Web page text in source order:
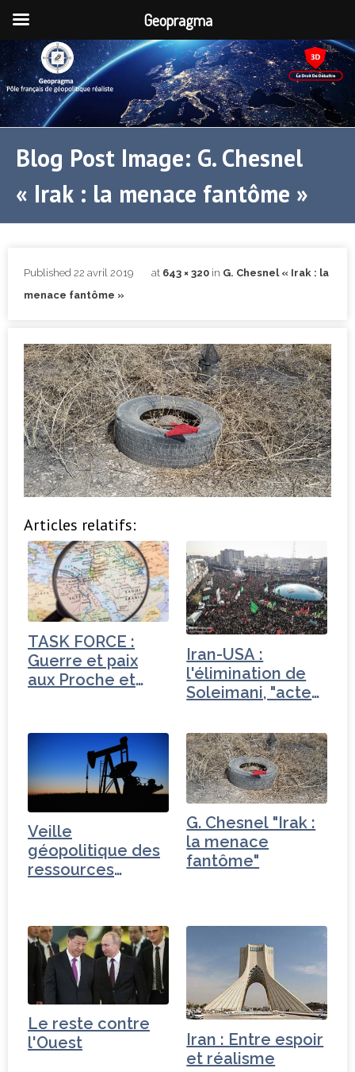
Blog Post Image: G. Chesnel
« Irak : la menace fantôme »
Published 22 avril 2019 at 643 × 320 in G. Chesnel « Irak : la
menace fantôme »
Articles relatifs:
TASK FORCE :
Guerre et paix
aux Proche et
Iran-USA :
l'élimination de
Soleimani, "acte
Veille
géopolitique des
ressources
G. Chesnel "Irak :
la menace
fantôme"
Le reste contre
l'Ouest
Iran : Entre espoir
et réalisme
Geopragma